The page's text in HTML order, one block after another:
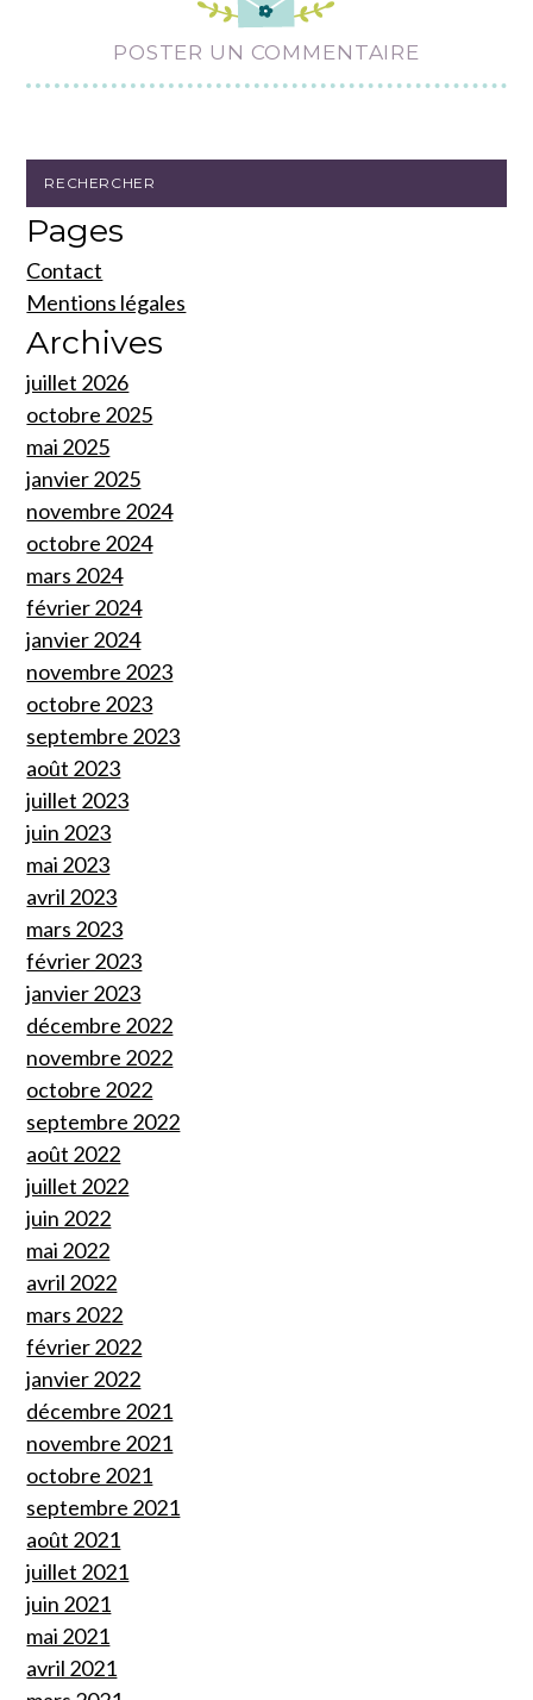
POSTER UN COMMENTAIRE
Pages
Contact
Mentions légales
Archives
juillet 2026
octobre 2025
mai 2025
janvier 2025
novembre 2024
octobre 2024
mars 2024
février 2024
janvier 2024
novembre 2023
octobre 2023
septembre 2023
août 2023
juillet 2023
juin 2023
mai 2023
avril 2023
mars 2023
février 2023
janvier 2023
décembre 2022
novembre 2022
octobre 2022
septembre 2022
août 2022
juillet 2022
juin 2022
mai 2022
avril 2022
mars 2022
février 2022
janvier 2022
décembre 2021
novembre 2021
octobre 2021
septembre 2021
août 2021
juillet 2021
juin 2021
mai 2021
avril 2021